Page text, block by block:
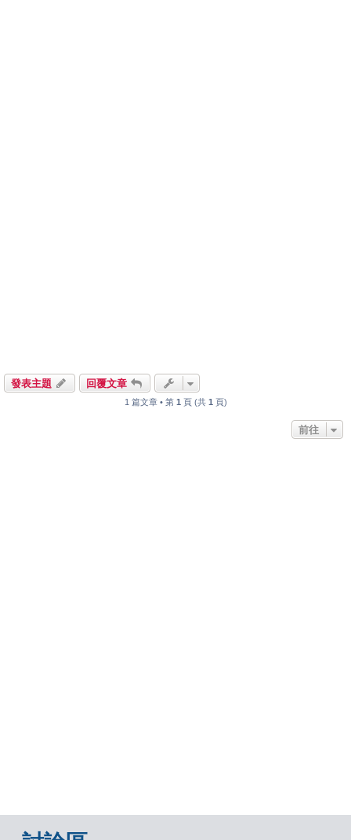
發表主題 回覆文章
1 篇文章 • 第 1 頁 (共 1 頁)
前往